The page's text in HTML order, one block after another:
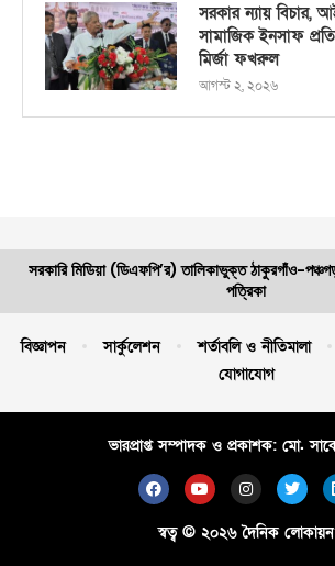
সরকার ন্যায় বিচার,
সামাজিক ইনসাফ
মির্জা ফখরুল
আগস্ট ২, ২০২৬
সরকারি মিডিয়া (ডিএফপি’র) তালিকাভুক্ত ঠাকুরগাঁও-
পত্রিকা
বিজ্ঞাপন সার্কুলেশন শর্তাবলি ও নীতিমালা
যোগাযোগ
ভারপ্রাপ্ত সম্পাদক ও প্রকাশক: মো.
স্বত্ব © ২০২৬ দৈনিক লোকায়ন